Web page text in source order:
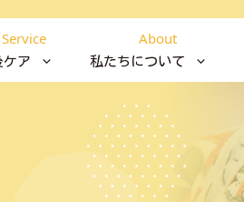
Service
ケア
About
私たちについて